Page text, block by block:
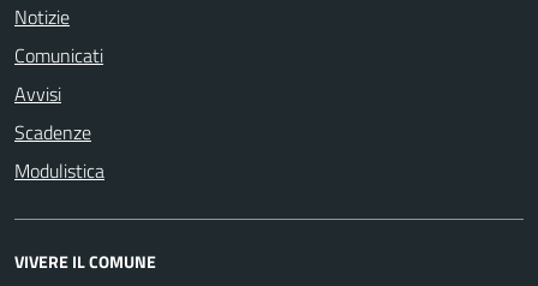
Notizie
Comunicati
Avvisi
Scadenze
Modulistica
VIVERE IL COMUNE